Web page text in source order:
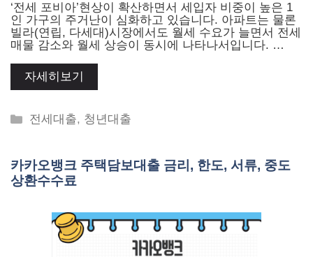
‘전세 포비아’현상이 확산하면서 세입자 비중이 높은 1
인 가구의 주거난이 심화하고 있습니다. 아파트는 물론
빌라(연립, 다세대)시장에서도 월세 수요가 늘면서 전세
매물 감소와 월세 상승이 동시에 나타나서입니다. …
자세히보기
Categories
전세대출, 청년대출
카카오뱅크 주택담보대출 금리, 한도, 서류, 중도
상환수수료